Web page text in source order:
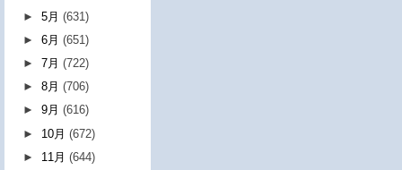
►5月(631)
►6月(651)
►7月(722)
►8月(706)
►9月(616)
► 10月(672)
► 11月(644)